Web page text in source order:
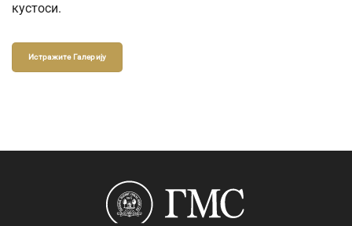
кустоси.
Истражите Галерију